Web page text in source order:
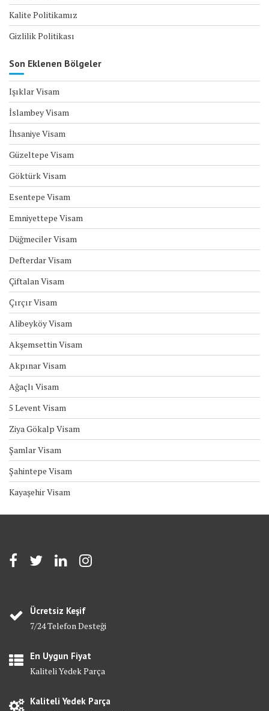
Kalite Politikamız
Gizlilik Politikası
Son Eklenen Bölgeler
Işıklar Visam
İslambey Visam
İhsaniye Visam
Güzeltepe Visam
Göktürk Visam
Esentepe Visam
Emniyettepe Visam
Düğmeciler Visam
Defterdar Visam
Çiftalan Visam
Çırçır Visam
Alibeyköy Visam
Akşemsettin Visam
Akpınar Visam
Ağaçlı Visam
5 Levent Visam
Ziya Gökalp Visam
Şamlar Visam
Şahintepe Visam
Kayaşehir Visam
Ücretsiz Keşif
7/24 Telefon Desteği
En Uygun Fiyat
Kaliteli Yedek Parça
Kaliteli Yedek Parça